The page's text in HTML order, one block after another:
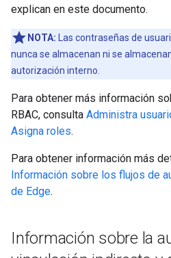
explican en este documento.
NOTA: Las contraseñas de
nunca se almacenan ni se
autorización interno.
Para obtener más información
RBAC, consulta Administra
Asigna roles.
Para obtener información más
Información sobre los flujos de
de Edge.
Información sobre la